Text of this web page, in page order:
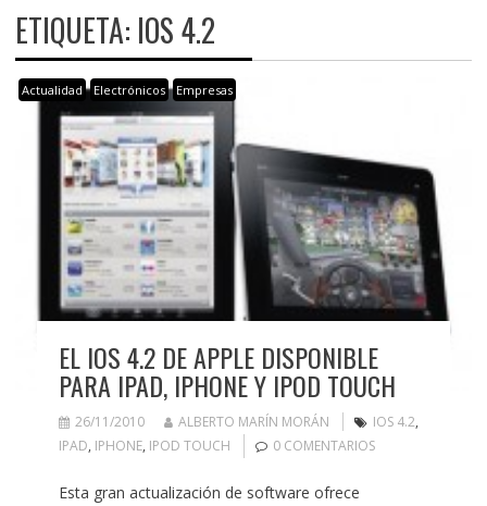
ETIQUETA: IOS 4.2
Actualidad Electrónicos Empresas
EL IOS 4.2 DE APPLE DISPONIBLE
PARA IPAD, IPHONE Y IPOD TOUCH
26/11/2010 ALBERTO MARÍN MORÁN IOS 4.2,
IPAD, IPHONE, IPOD TOUCH 0 COMENTARIOS
Esta gran actualización de software ofrece